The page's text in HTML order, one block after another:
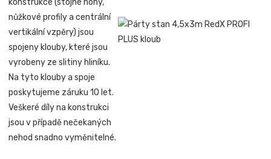
nůžkové profily a centrální
vertikální vzpěry) jsou
spojeny klouby, které jsou
vyrobeny ze slitiny hliníku.
Na tyto klouby a spoje
poskytujeme záruku 10 let.
Veškeré díly na konstrukci
jsou v případě nečekaných
nehod snadno vyměnitelné.